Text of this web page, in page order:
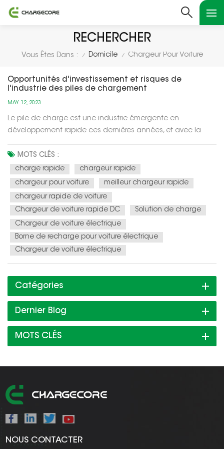
RECHERCHER
Vous Êtes Dans : / Domicile / Chargeur Pour Voiture
Opportunités d'investissement et risques de
l'industrie des piles de chargement
MAY 12, 2023
Le pile de charge est une industrie émergente en
développement rapide ces dernières années, et avec la
des piles de recharge est considérée comme un «océan
bleu» à l'avenir. Voici quelques opportunités et risques
d'investissement dans l'indus...
MOTS CLÉS :
charge rapide
chargeur rapide
chargeur pour voiture
meilleur chargeur rapide
chargeur rapide de voiture
Chargeur de voiture rapide DC
Solution de charge
Chargeur de voiture électrique
Borne de recharge pour voiture électrique
Chargeur de voiture électrique
Catégories
Dernier Blog
MOTS CLÉS
NOUS CONTACTER